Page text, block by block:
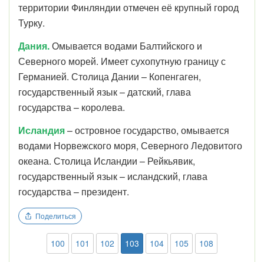
территории Финляндии отмечен её крупный город
Турку.
Дания.Омывается водами Балтийского и
Северного морей. Имеет сухопутную границу с
Германией. Столица Дании – Копенгаген,
государственный язык – датский, глава
государства – королева.
Исландия– островное государство, омывается
водами Норвежского моря, Северного Ледовитого
океана. Столица Исландии – Рейкьявик,
государственный язык – исландский, глава
государства – президент.
Поделиться
100 101 102 103 104 105 108